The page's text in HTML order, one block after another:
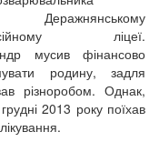
ліцеї.
мусив фінансово
родину, задля
різноробом. Однак,
2013 року поїхав